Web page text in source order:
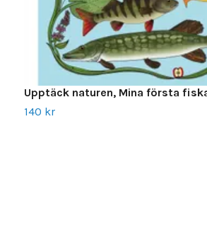
Upptäck naturen, Mina första
140 kr